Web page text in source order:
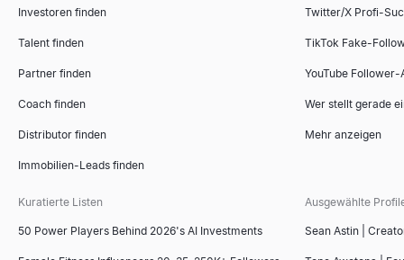
Investoren finden
Talent finden
Partner finden
Coach finden
Distributor finden
Immobilien-Leads finden
Twitter/X Profi-
TikTok Fake-
YouTube Follower-
Wer stellt gerade
Mehr anzeigen
Kuratierte Listen
50 Power Players Behind 2026's AI Investments
Ausgewählte
Sean Astin |